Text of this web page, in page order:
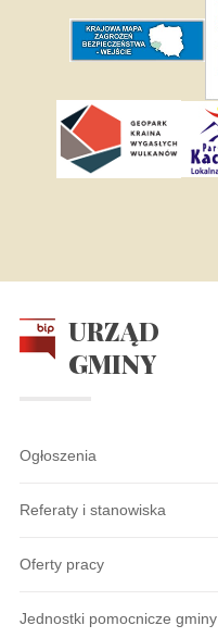
URZĄD
GMINY
Ogłoszenia
Referaty i stanowiska
Oferty pracy
Jednostki pomocnicze gminy